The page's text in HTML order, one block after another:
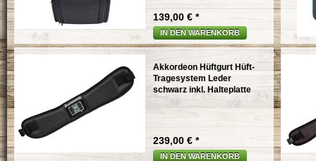
139,00 € *
IN DEN WARENKORB
Akkordeon Hüftgurt Hüft-
Tragesystem Leder
schwarz inkl. Halteplatte
239,00 € *
IN DEN WARENKORB